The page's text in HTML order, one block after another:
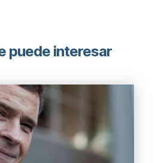
puede interesar